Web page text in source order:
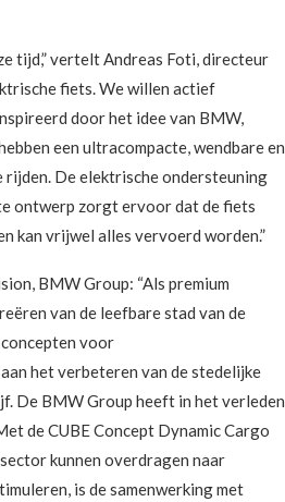
tijd,” vertelt Andreas Foti, directeur
fiets. We willen actief
door het idee van BMW,
een ultracompacte, wendbare en
rijden. De elektrische ondersteuning
ontwerp zorgt ervoor dat de fiets
kan vrijwel alles vervoerd worden.”
BMW Group: “Als premium
van de leefbare stad van de
voor
het verbeteren van de stedelijke
De BMW Group heeft in het verleden
de CUBE Concept Dynamic Cargo
kunnen overdragen naar
is de samenwerking met